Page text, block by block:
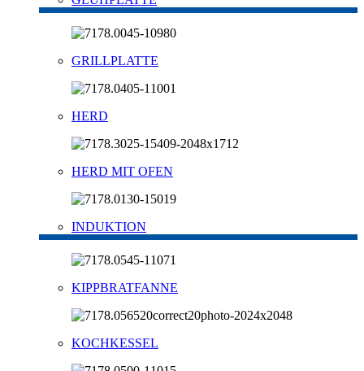
GRILLPLATTE
HERD
HERD MIT OFEN
INDUKTION
KIPPBRATFANNE
KOCHKESSEL